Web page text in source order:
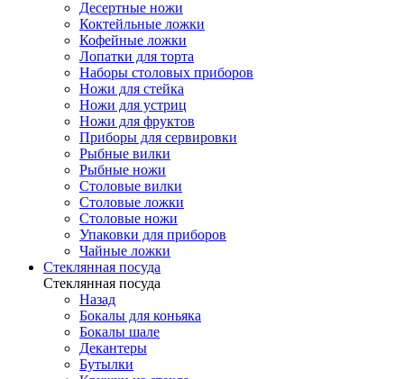
Десертные ножи
Коктейльные ложки
Кофейные ложки
Лопатки для торта
Наборы столовых приборов
Ножи для стейка
Ножи для устриц
Ножи для фруктов
Приборы для сервировки
Рыбные вилки
Рыбные ножи
Столовые вилки
Столовые ложки
Столовые ножи
Упаковки для приборов
Чайные ложки
Стеклянная посуда
Стеклянная посуда
Назад
Бокалы для коньяка
Бокалы шале
Декантеры
Бутылки